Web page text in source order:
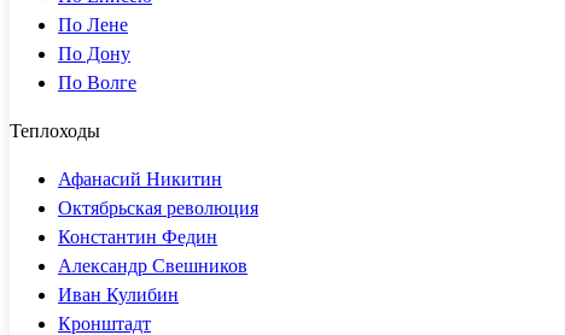
По Лене
По Дону
По Волге
Теплоходы
Афанасий Никитин
Октябрьская революция
Константин Федин
Александр Свешников
Иван Кулибин
Кронштадт